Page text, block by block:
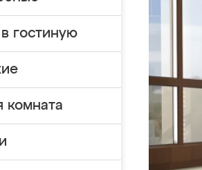
гостиную
комната